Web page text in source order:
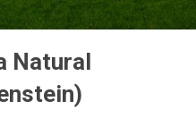
Natural